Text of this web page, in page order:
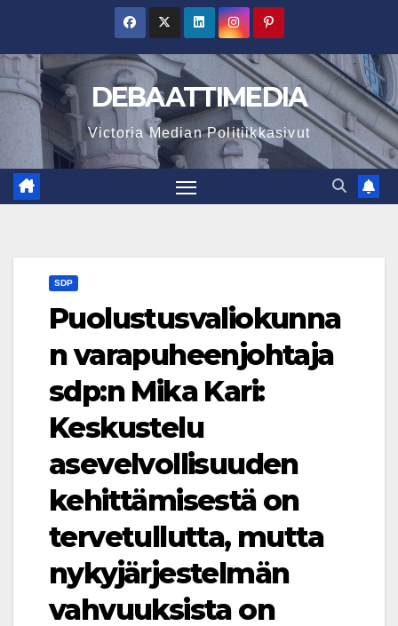
content
DEBAATTIMEDIA
Victoria Median Politiikkasivut
SDP
Puolustusvaliokunna
n varapuheenjohtaja
sdp:n Mika Kari:
Keskustelu
asevelvollisuuden
kehittämisestä on
tervetullutta, mutta
nykyjärjestelmän
vahvuuksista on